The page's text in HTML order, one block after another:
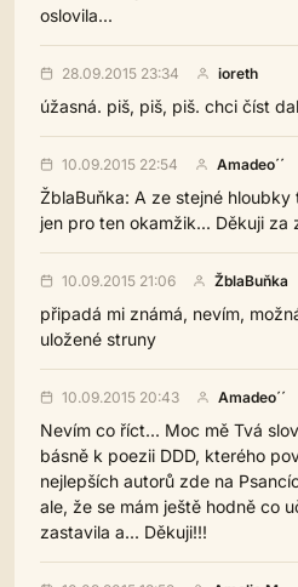
oslovila...
28.09.2015 23:34 ioreth
úžasná. piš, piš, piš. chci číst
10.09.2015 22:54 Amadeo´´
ŽblaBuňka: A ze stejné hloubky
jen pro ten okamžik... Děkuji za
10.09.2015 21:06 ŽblaBuňka
připadá mi známá, nevím,
uložené struny
10.09.2015 20:43 Amadeo´´
Nevím co říct... Moc mě Tvá
básně k poezii DDD, kterého
nejlepších autorů zde na
ale, že se mám ještě hodně co
zastavila a... Děkuji!!!